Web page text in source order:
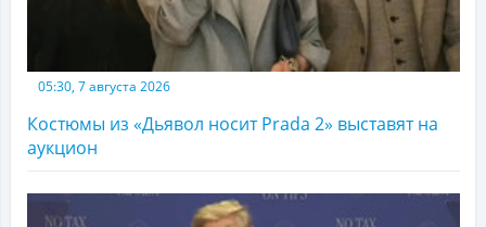
05:30, 7 августа 2026
Костюмы из «Дьявол носит Prada 2» выставят на
аукцион